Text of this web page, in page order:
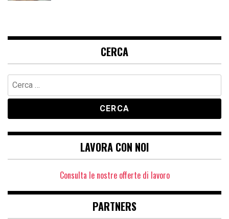
CERCA
Ricerca
per:
LAVORA CON NOI
Consulta le nostre offerte di lavoro
PARTNERS